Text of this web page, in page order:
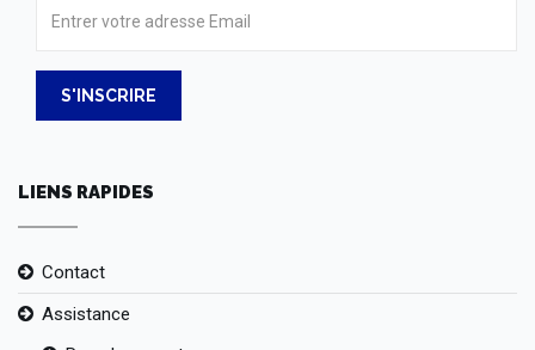
S'INSCRIRE
LIENS RAPIDES
Contact
Assistance